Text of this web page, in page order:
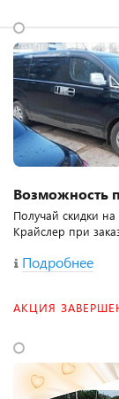
Возможность
Получай скидки
Крайслер при
Подробнее
АКЦИЯ